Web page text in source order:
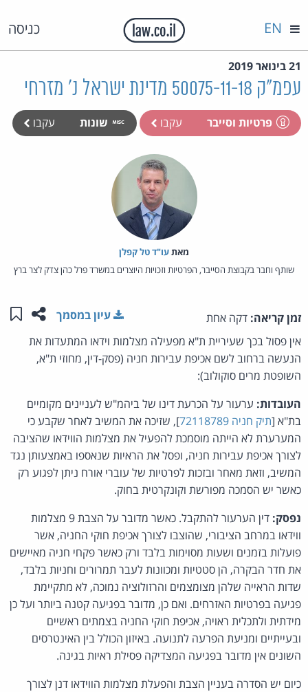
כניסה EN
21 בינואר 2019
עפמ"ק 50075-11-18 מדינת ישראל נ' מזרחי
פרטיות וסייבר עקבו שונות עקבו
מאת‏עו"ד טל קפלן
שותף וחבר בקבוצת הסייבר, הפרטיות וזכויות היוצרים במשרד פרל כהן צדק לצר ברץ
זמן קריאה: דקה אחת שתפו
עיון במסמך
אין פסול בכך שעיריית ת"א מפעילה מצלמות וידאו המתעדות את
הנעשה ברחוב לשם אכיפת עבירות חניה (פסק-דין, מחוזי ת"א,
השופטת מרים סוקולוב):
העובדות: ערעור על הכרעת דינו של ביהמ"ש לעניינים מקומיים
בת"א [תיק חניה 72118789
], שזיכה את המשיב לאחר שקבע כי
המערערת לא הייתה מוסמכת להפעיל את מצלמות הווידאו שהציבה
לצורך אכיפת עבירות חניה, ופסל את הראיות שנאספו באמצעותן נגד
המשיב, וזאת מאחר ובזכות לפרטיות של עוברי אורח ניתן לפגוע רק
כאשר יש הסמכה מפורשת וקונקרטית בחוק.
נפסק:
דין הערעור להתקבל. כאשר מדובר על הצבת 9 מצלמות
ווידאו במרחב הציבורי, שהוצבו לצורך אכיפת חוקי החניה, אשר
פועלות בזמנים ושעות מסוימות בלבד ורק כאשר פקחי חניה מאיישים
את חדר הבקרה, הן סטטיות ומכוונות לעבר תמרורים וחניות בלבד,
שדות הראייה שלהן מצומצמים והרזולוציה נמוכה, לא מתקיימת
פגיעה בפרטיות האזרחים. ואם כן, מדובר בפגיעה קטנה ביותר ועל כן
מידתית ולתכלית ראויה, אכיפת חוקי החניה בצמתים ראשיים
ובעייתיים ומניעת הפרעה לתנועה. באיזון הכולל בין האינטרסים
השונים אין מדובר בפגיעה המצדיקה פסילת ראיות בגינה.
כיום יש הסדרה בעניין הצבת והפעלת מצלמות הווידאו דנן לצורך